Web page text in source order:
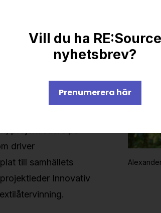
som skulle kunna
än andra. En sådan
verksamhet,
man vet från början
sig om och vilken typ.
hängande frukt,
driver
till samhällets
Innovativ
Vill du ha RE:Source
nyhetsbrev?
Prenumerera här